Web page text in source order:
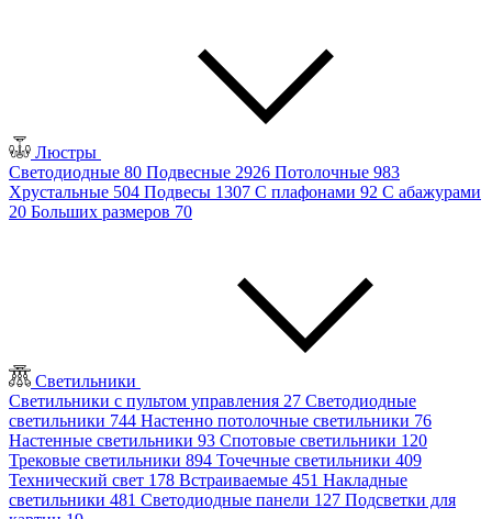
Люстры
Светодиодные 80 Подвесные 2926 Потолочные 983
Хрустальные 504 Подвесы 1307 С плафонами 92 С абажурами
20 Больших размеров 70
Светильники
Светильники с пультом управления 27 Светодиодные
светильники 744 Настенно потолочные светильники 76
Настенные светильники 93 Спотовые светильники 120
Трековые светильники 894 Точечные светильники 409
Технический свет 178 Встраиваемые 451 Накладные
светильники 481 Светодиодные панели 127 Подсветки для